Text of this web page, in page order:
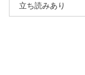
立ち読みあり